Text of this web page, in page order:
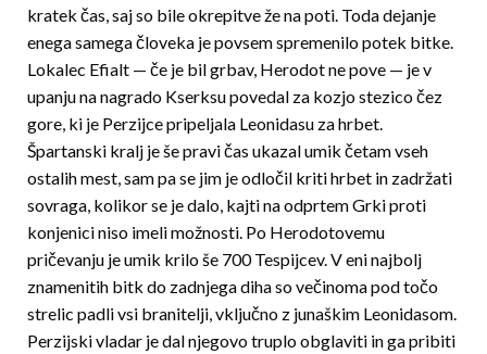
kratek čas, saj so bile okrepitve že na poti. Toda dejanje
enega samega človeka je povsem spremenilo potek bitke.
Lokalec Efialt — če je bil grbav, Herodot ne pove — je v
upanju na nagrado Kserksu povedal za kozjo stezico čez
gore, ki je Perzijce pripeljala Leonidasu za hrbet.
Špartanski kralj je še pravi čas ukazal umik četam vseh
ostalih mest, sam pa se jim je odločil kriti hrbet in zadržati
sovraga, kolikor se je dalo, kajti na odprtem Grki proti
konjenici niso imeli možnosti. Po Herodotovemu
pričevanju je umik krilo še 700 Tespijcev. V eni najbolj
znamenitih bitk do zadnjega diha so večinoma pod točo
strelic padli vsi branitelji, vključno z junaškim Leonidasom.
Perzijski vladar je dal njegovo truplo obglaviti in ga pribiti